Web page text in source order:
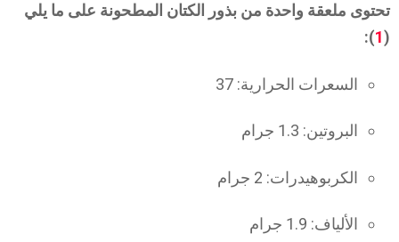
تحتوى ملعقة واحدة من بذور الكتان المطحونة على ما يلي
(
1
):
السعرات الحرارية: 37
البروتين: 1.3 جرام
الكربوهيدرات: 2 جرام
الألياف: 1.9 جرام